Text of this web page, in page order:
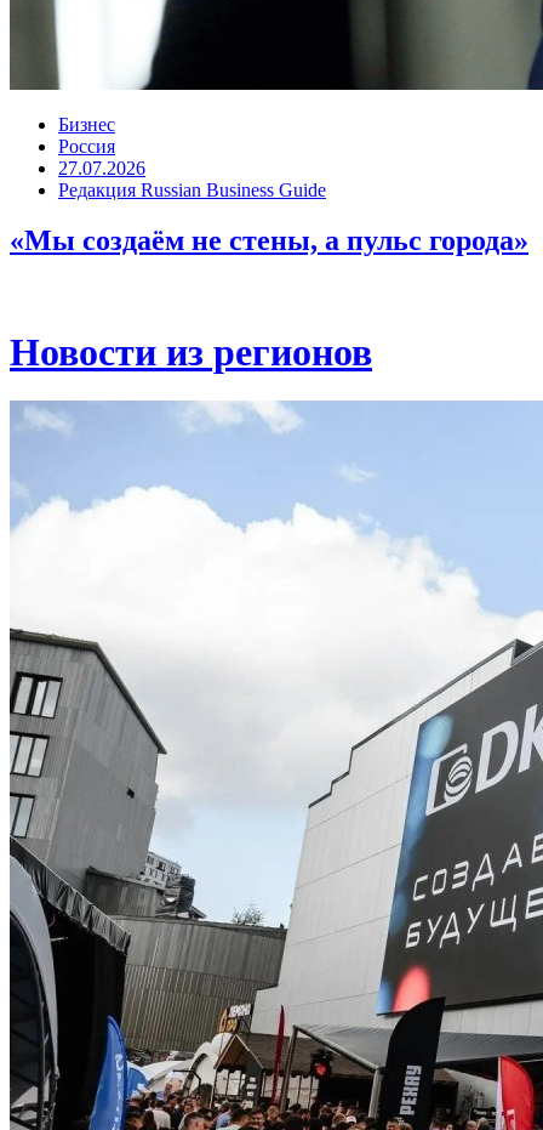
Бизнес
Россия
27.07.2026
Редакция Russian Business Guide
«Мы создаём не стены, а пульс города»
Новости из регионов